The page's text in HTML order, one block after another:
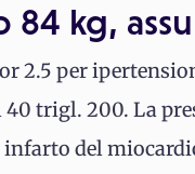
84 kg,
2.5 per
trigl. 200. La
del